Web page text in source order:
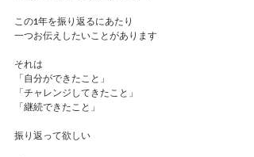
この1年を振り返るにあたり
一つお伝えしたいことがあります
それは
「自分ができたこと」
「チャレンジしてきたこと」
「継続できたこと」
振り返って欲しい